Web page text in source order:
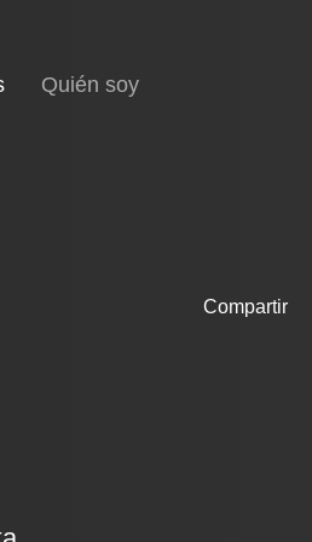
(current)Quién soy
Compartir